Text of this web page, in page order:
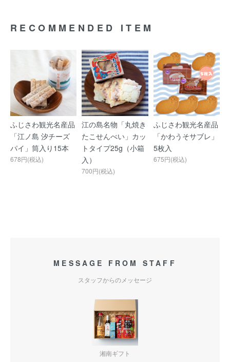
RECOMMENDED ITEM
ふじさわ観光名産品
「江ノ島 汐チーズ
パイ」筒入り15本
678円(税込)
江の島名物「丸焼き
たこせんべい」カッ
トタイプ25g（小箱
入）
700円(税込)
ふじさわ観光名産品
「かわうそサブレ」
5枚入
675円(税込)
MESSAGE FROM STAFF
スタッフからのメッセージ
湘南ギフト